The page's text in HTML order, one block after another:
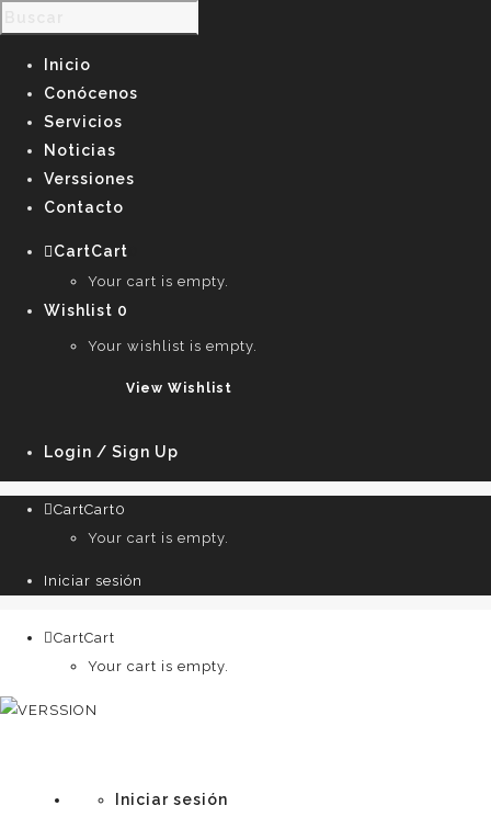
Inicio
Conócenos
Servicios
Noticias
Verssiones
Contacto
CartCart
Your cart is empty.
Wishlist 0
Your wishlist is empty.
View Wishlist
Login / Sign Up
CartCart0
Your cart is empty.
Iniciar sesión
CartCart
Your cart is empty.
Iniciar sesión